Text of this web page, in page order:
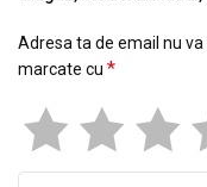
Adresa ta de email nu
marcate cu *